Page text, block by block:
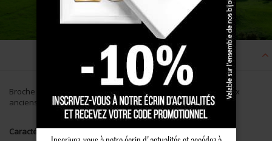
Description
Broche ronde en Argent massif inspirée de l'Art Basque. Bijoux
anciens basques.
Caractéristiques